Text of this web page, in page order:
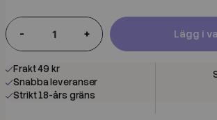
- + Lägg i
Frakt 49 kr
Snabba leveranser
Strikt 18-års gräns